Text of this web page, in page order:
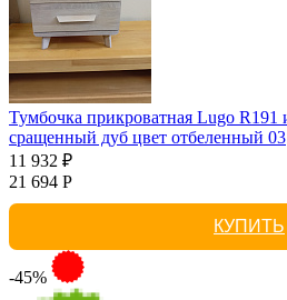
Тумбочка прикроватная Lugo R191
сращенный дуб цвет отбеленный 03
11 932 ₽
21 694 Р
КУПИТЬ
-45%